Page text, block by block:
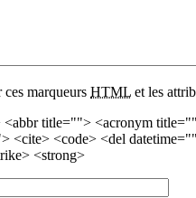
marqueurs HTML et les
title=""> <acronym
<cite> <code> <del
<strong>